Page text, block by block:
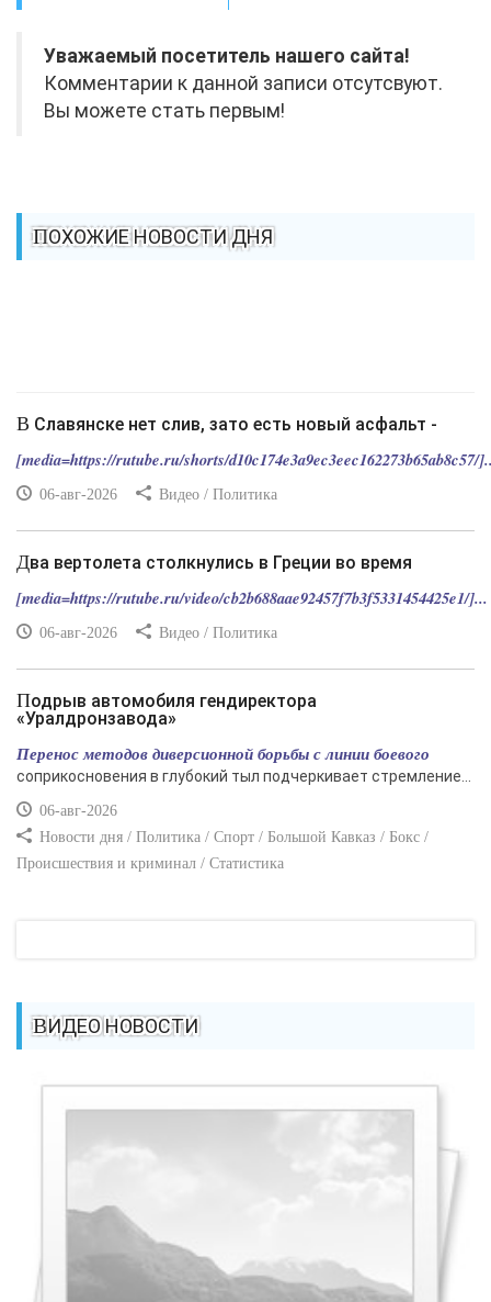
Уважаемый посетитель нашего сайта!
Комментарии к данной записи отсутсвуют.
Вы можете стать первым!
ПОХОЖИЕ НОВОСТИ ДНЯ
В Славянске нет слив, зато есть новый асфальт -
[media=https://rutube.ru/shorts/d10c174e3a9ec3eec162273b65ab8c57/
06-авг-2026 Видео / Политика
Два вертолета столкнулись в Греции во время
[media=https://rutube.ru/video/cb2b688aae92457f7b3f5331454425e1/]...
06-авг-2026 Видео / Политика
Подрыв автомобиля гендиректора
«Уралдронзавода»
Перенос методов диверсионной борьбы с линии боевого
соприкосновения в глубокий тыл подчеркивает стремление...
06-авг-2026
Новости дня / Политика / Спорт / Большой Кавказ / Бокс /
Происшествия и криминал / Статистика
ВИДЕО НОВОСТИ